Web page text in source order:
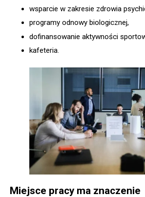
wsparcie w zakresie zdrowia
programy odnowy biologicznej,
dofinansowanie aktywności
kafeteria.
Miejsce pracy ma znaczenie